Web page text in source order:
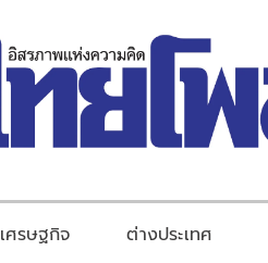
เศรษฐกิจ ต่างประเทศ